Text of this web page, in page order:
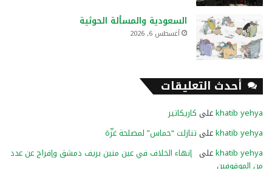
السعودية والمسألة الحوثية
أغسطس 6, 2026
أحدث التعليقات
khatib yehyaعلى كاريكاتير
khatib yehyaعلى تنازلت “حماس” لمصلحة غزّة
khatib yehyaعلى إنهاء الخلاف في عين منين بريف دمشق وإفراج عن عدد
من الموقوفين